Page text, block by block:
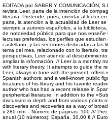
EDITADA por SABER Y COMUNICACIÓN,
revista Leer, parte de la intención de
literaria. Pretende, pues, orientar al lector
parte, la atención a la actualidad de Leer
siempre a autores españoles, a la
de notoriedad pública para que nos enseñe
lecturas preferidas, los perfiles que
castellano, y las secciones dedicadas a las
tema del mes, relacionado con lo literario,
perspectivas, Leer atiende al
ampliar la información. // Leer is a monthly
with literary theory. It attempts to guide the
Leer, always in tune with the present, offers
Spanish authors; and a well-known public
treasures of his library and his favorite
author who has had a recent release in
peripherical literature. In addition to the
discussed in depth and from various points
discoveries and recoveries as a way of
x 280 mm. - Número de páginas: 100 ///
anual (10 números): España, 30,00 € //